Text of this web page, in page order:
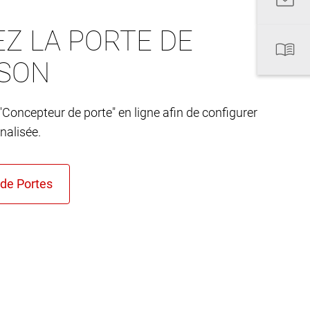
LA PORTE DE
de porte" en ligne afin de configurer